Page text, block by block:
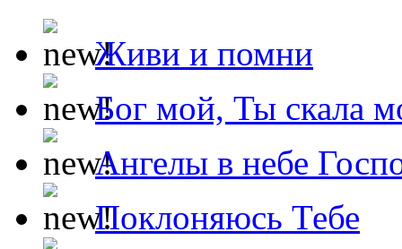
Живи и помни
Бог мой, Ты скала
Ангелы в небе
Поклоняюсь Тебе